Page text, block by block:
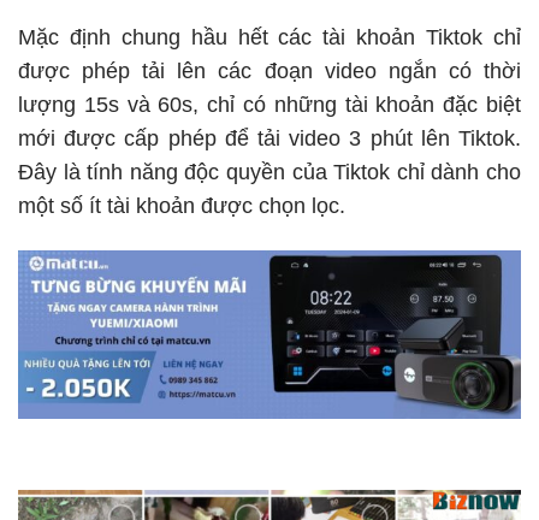
Mặc định chung hầu hết các tài khoản Tiktok chỉ
được phép tải lên các đoạn video ngắn có thời
lượng 15s và 60s, chỉ có những tài khoản đặc biệt
mới được cấp phép để tải video 3 phút lên Tiktok.
Đây là tính năng độc quyền của Tiktok chỉ dành cho
một số ít tài khoản được chọn lọc.